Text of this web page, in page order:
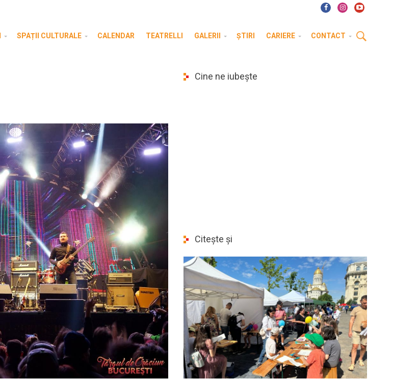
SPAȚII CULTURALE CALENDAR TEATRELLI GALERII ȘTIRI CARIERE CONTACT
Cine ne iubește
Citește și